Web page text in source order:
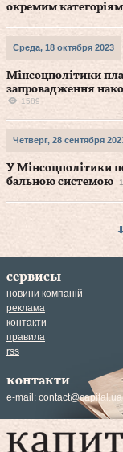
окремим
Среда, 18 октября 2023
Мінсоцполітики
запровадження
1589
Четверг, 28 сентября
У Мінсоцполітики
бальною системою
сервисы
новини компаній
реклама
контакти
правила
rss
контакти
e-mail: contact@capital.ua